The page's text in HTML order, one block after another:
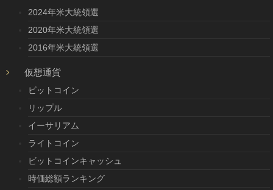
2024年米大統領選
2020年米大統領選
2016年米大統領選
仮想通貨
ビットコイン
リップル
イーサリアム
ライトコイン
ビットコインキャッシュ
時価総額ランキング